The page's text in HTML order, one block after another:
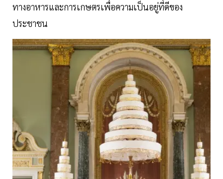
ทางอาหารและการเกษตรเพื่อความเป็นอยู่ที่ดีของ
ประชาชน